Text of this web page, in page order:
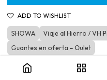
ADD TO WISHLIST
SHOWA
Viaje al Hierro / VH
Guantes en oferta - Oulet
Categoría: VH protección de las